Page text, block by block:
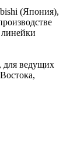
(Япония),
для ведущих